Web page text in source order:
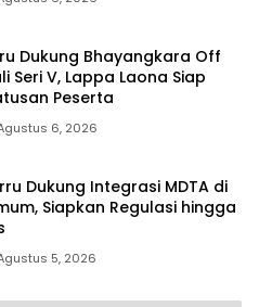
Dukung Bhayangkara Off
Seri V, Lappa Laona Siap
Peserta
6, 2026
Dukung Integrasi MDTA di
Siapkan Regulasi hingga
5, 2026